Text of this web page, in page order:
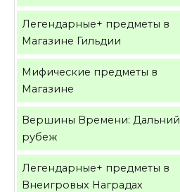
Легендарные+ предметы в
Магазине Гильдии
Мифические предметы в
Магазине
Вершины Времени: Дальний
рубеж
Легендарные+ предметы в
Внеигровых Наградах